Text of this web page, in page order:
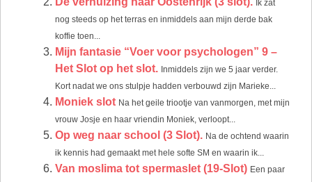
Ik zat
nog steeds op het terras en inmiddels aan mijn derde bak
koffie toen...
Mijn fantasie “Voer voor psychologen” 9 –
Het Slot op het slot. Inmiddels zijn we 5 jaar verder.
Kort nadat we ons stulpje hadden verbouwd zijn Marieke...
Moniek slot Na het geile triootje van vanmorgen, met mijn
vrouw Josje en haar vriendin Moniek, verloopt...
Op weg naar school (3 Slot). Na de ochtend waarin
ik kennis had gemaakt met hele softe SM en waarin ik...
Van moslima tot spermaslet (19-Slot) Een paar